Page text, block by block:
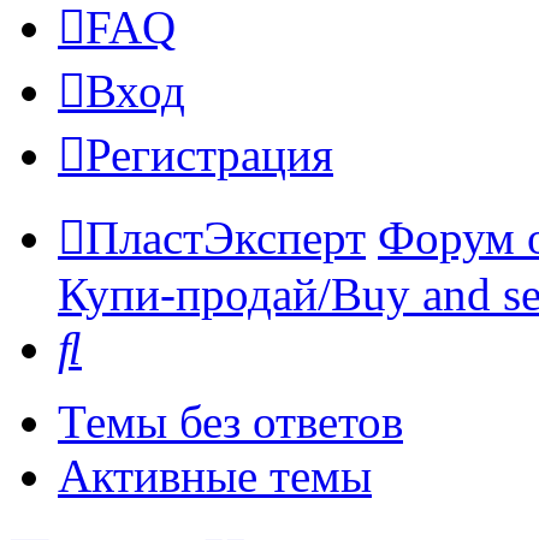
FAQ
Вход
Регистрация
ПластЭксперт Форум
Купи-продай/Buy and
Темы без ответов
Активные темы